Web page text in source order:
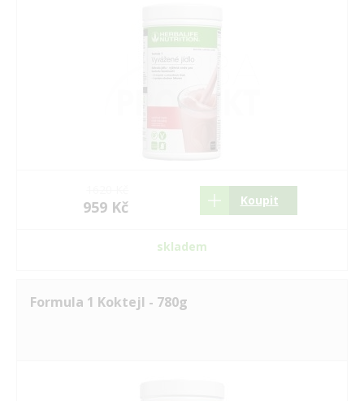
959 Kč Koupit
skladem
Formula 1 Koktejl - 780g